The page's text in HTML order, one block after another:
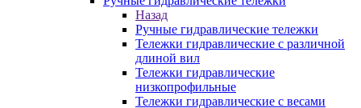
Назад
Ручные гидравлические тележки
Тележки гидравлические с различной
длиной вил
Тележки гидравлические
низкопрофильные
Тележки гидравлические с весами